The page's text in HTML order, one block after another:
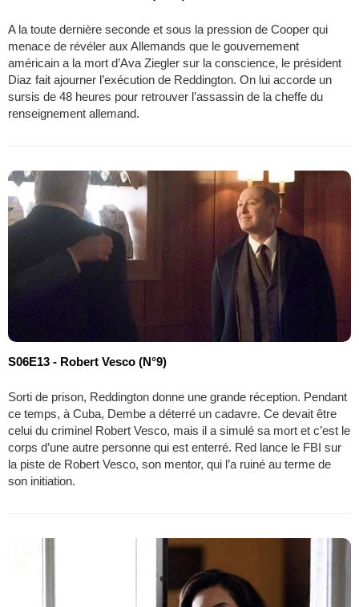
A la toute dernière seconde et sous la pression de Cooper qui
menace de révéler aux Allemands que le gouvernement
américain a la mort d’Ava Ziegler sur la conscience, le président
Diaz fait ajourner l’exécution de Reddington. On lui accorde un
sursis de 48 heures pour retrouver l’assassin de la cheffe du
renseignement allemand.
S06E13 - Robert Vesco (N°9)
Sorti de prison, Reddington donne une grande réception. Pendant
ce temps, à Cuba, Dembe a déterré un cadavre. Ce devait être
celui du criminel Robert Vesco, mais il a simulé sa mort et c’est le
corps d’une autre personne qui est enterré. Red lance le FBI sur
la piste de Robert Vesco, son mentor, qui l’a ruiné au terme de
son initiation.